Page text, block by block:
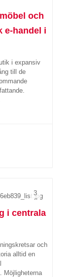
och
e-handel i
i expansiv
till de
3
i centrala
och
alltid en
Möjligheterna